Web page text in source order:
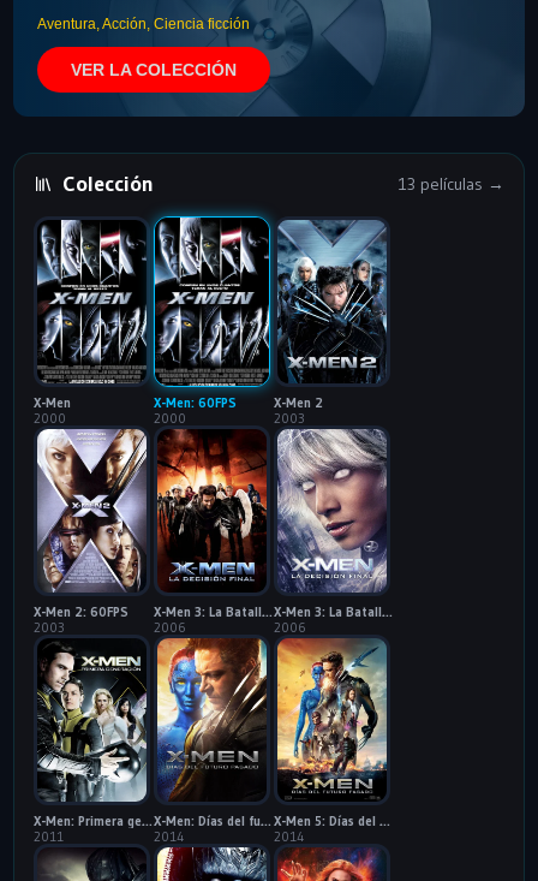
Aventura, Acción, Ciencia ficción
VER LA COLECCIÓN
Colección 13 películas →
X-Men
2000
X-Men: 60FPS
2000
X-Men 2
2003
X-Men 2: 60FPS
2003
X-Men 3: La Batalla Final
2006
X-Men 3: La Batalla Final: 60FPS
2006
X-Men: Primera generación
2011
X-Men: Días del futuro pasado
2014
X-Men 5: Días del futuro pasado: 60FPS
2014